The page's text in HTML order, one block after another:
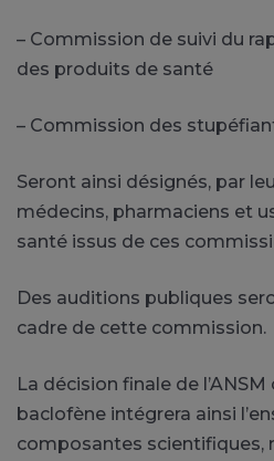
– Commission de suivi du
des produits de santé
– Commission des
Seront ainsi désignés, par
médecins, pharmaciens et
santé issus de ces
Des auditions publiques
cadre de cette commission.
La décision finale de
baclofène intégrera ainsi
composantes